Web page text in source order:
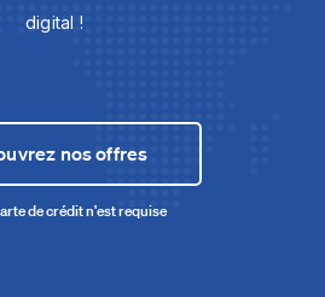
digital !
nos offres
de crédit n'est requise